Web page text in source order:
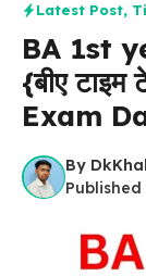
Latest Post,
BA 1st
{बीए
Exam
By
Published